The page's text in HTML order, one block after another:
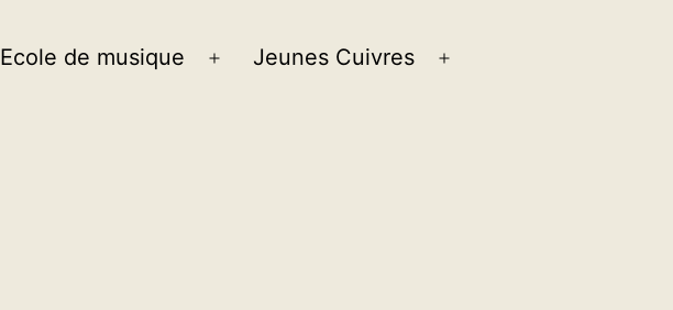
Ecole de musique Jeunes Cuivres